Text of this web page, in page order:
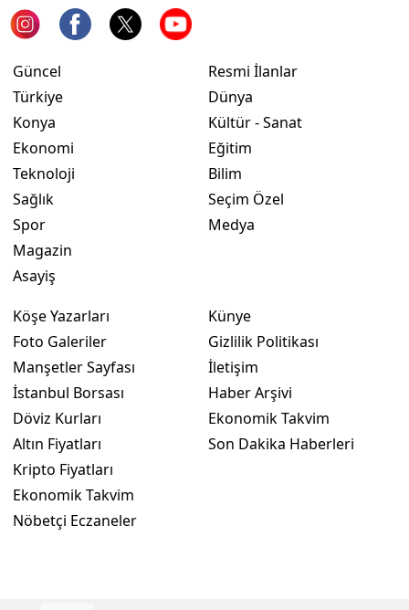
Şanlıurfa
Van
Bayburt
Karaman
Kırıkkale
Güncel
Türkiye
Konya
Ekonomi
Teknoloji
Sağlık
Spor
Magazin
Asayiş
Resmi İlanlar
Dünya
Kültür - Sanat
Eğitim
Bilim
Seçim Özel
Medya
Köşe Yazarları
Foto Galeriler
Manşetler Sayfası
İstanbul Borsası
Döviz Kurları
Altın Fiyatları
Kripto Fiyatları
Ekonomik Takvim
Nöbetçi Eczaneler
Künye
Gizlilik Politikası
İletişim
Haber Arşivi
Ekonomik Takvim
Son Dakika Haberleri